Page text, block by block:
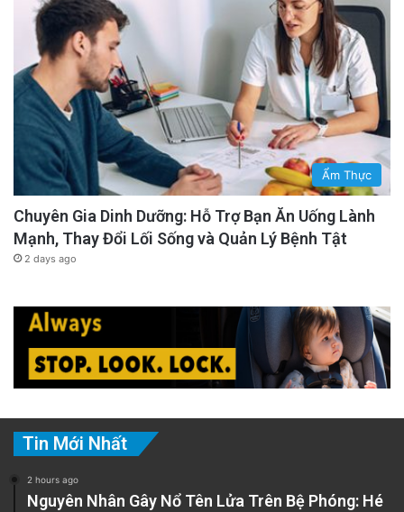
Ẩm Thực
Chuyên Gia Dinh Dưỡng: Hỗ Trợ Bạn Ăn Uống Lành
Mạnh, Thay Đổi Lối Sống và Quản Lý Bệnh Tật
2 days ago
Tin Mới Nhất
2 hours ago
Nguyên Nhân Gây Nổ Tên Lửa Trên Bệ Phóng: Hé